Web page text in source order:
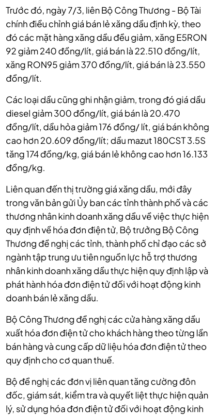
Trước đó, ngày 7/3, liên Bộ Công Thương - Bộ Tài
chính điều chỉnh giá bán lẻ xăng dầu định kỳ, theo
đó các mặt hàng xăng dầu đều giảm, xăng E5RON
92 giảm 240 đồng/lít, giá bán là 22.510 đồng/lít,
xăng RON95 giảm 370 đồng/lít, giá bán là 23.550
đồng/lít.
Các loại dầu cũng ghi nhận giảm, trong đó giá dầu
diesel giảm 300 đồng/lít, giá bán là 20.470
đồng/lít, dầu hỏa giảm 176 đồng/ lít, giá bán không
cao hơn 20.609 đồng/lít; dầu mazut 180CST 3.5S
tăng 174 đồng/kg, giá bán lẻ không cao hơn 16.133
đồng/kg.
Liên quan đến thị trường giá xăng dầu, mới đây
trong văn bản gửi Ủy ban các tỉnh thành phố và các
thương nhân kinh doanh xăng dầu về việc thực hiện
quy định về hóa đơn điện tử, Bộ trưởng Bộ Công
Thương đề nghị các tỉnh, thành phố chỉ đạo các sở
ngành tập trung ưu tiên nguồn lực hỗ trợ thương
nhân kinh doanh xăng dầu thực hiện quy định lập và
phát hành hóa đơn điện tử đối với hoạt động kinh
doanh bán lẻ xăng dầu.
Bộ Công Thương đề nghị các cửa hàng xăng dầu
xuất hóa đơn điện tử cho khách hàng theo từng lần
bán hàng và cung cấp dữ liệu hóa đơn điện tử theo
quy định cho cơ quan thuế.
Bộ đề nghị các đơn vị liên quan tăng cường đôn
đốc, giám sát, kiểm tra và quyết liệt thực hiện quản
lý, sử dụng hóa đơn điện tử đối với hoạt động kinh